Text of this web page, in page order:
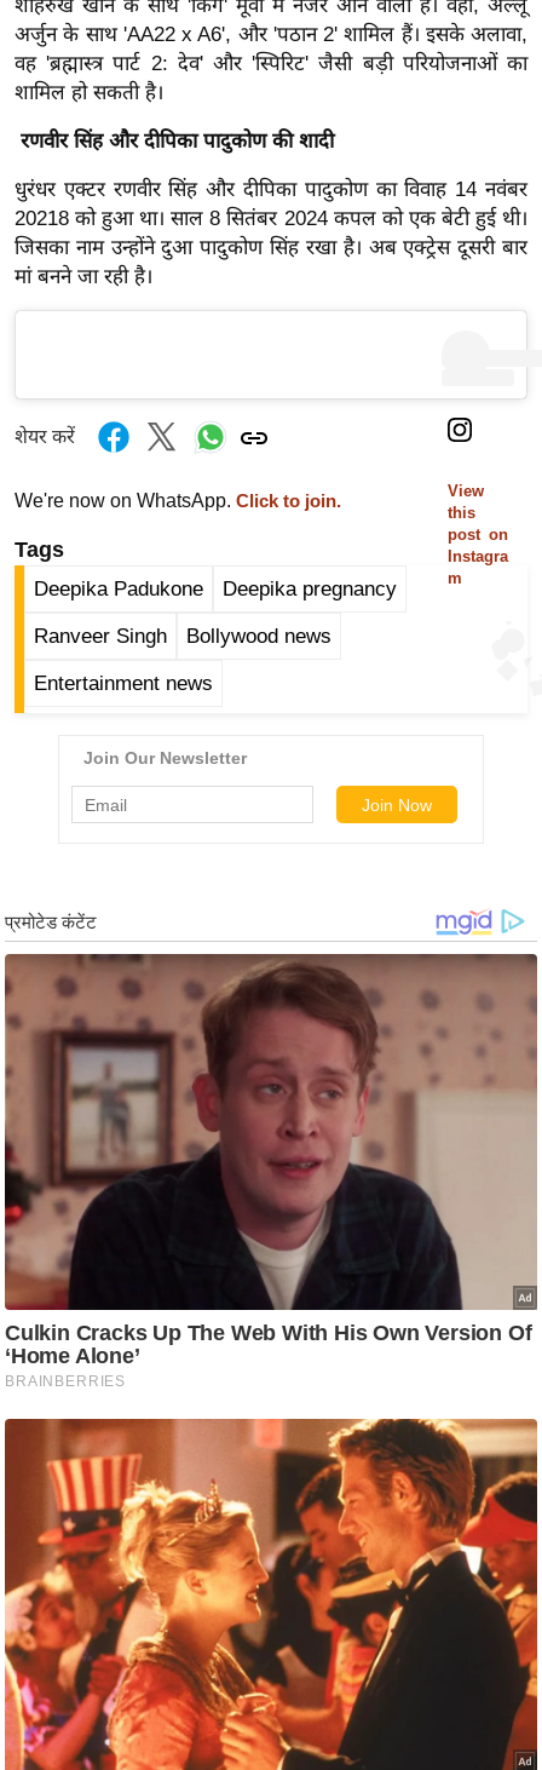
त
ऑ
टो
व
न्यू
ज
ब्री
रं
ज
ज
त
बॉ
ली
ड
स
मी
i
n
g
N
e
w
s
ल
टे
क्नॉ
लॉ
जी
ब्यू
टी
शाहरुख खान के साथ 'किंग' मूवी में नजर आने वाली है। वहीं, अल्लू
अर्जुन के साथ 'AA22 x A6', और 'पठान 2' शामिल हैं। इसके अलावा,
वह 'ब्रह्मास्त्र पार्ट 2: देव' और 'स्पिरिट' जैसी बड़ी परियोजनाओं का
शामिल हो सकती है।
रणवीर सिंह और दीपिका पादुकोण की शादी
धुरंधर एक्टर रणवीर सिंह और दीपिका पादुकोण का विवाह 14 नवंबर
20218 को हुआ था। साल 8 सितंबर 2024 कपल को एक बेटी हुई थी।
जिसका नाम उन्होंने दुआ पादुकोण सिंह रखा है। अब एक्ट्रेस दूसरी बार
मां बनने जा रही है।
View
this
post on
Instagra
m
शेयर करें
We're now on WhatsApp. Click to join.
Tags
Deepika Padukone Deepika pregnancy
Ranveer Singh Bollywood news
Entertainment news